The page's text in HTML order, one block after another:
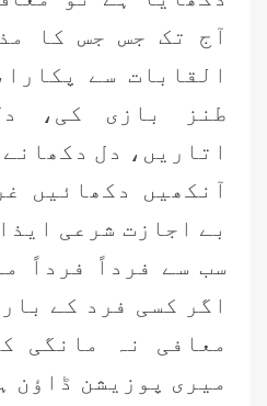
آج تک جس جس کا
القابات سے
طنز بازی کی،
اتاریں، دل
آنکھیں دکھائیں
بے اجازت شرعی
سب سے فرداً فرداً
اگر کسی فرد کے
معافی نہ مانگی
میری پوزیشن ڈاؤن